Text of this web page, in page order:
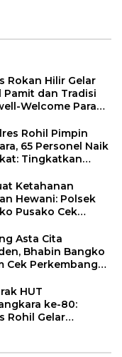
Rokan Hilir Gelar
Pamit dan Tradisi
Welcome Parade
Resmi Menjabat
Rohil Pimpin
65 Personel Naik
Tingkatkan
Ketahanan
Hewani: Polsek
Pusako Cek
Makmur
Asta Cita
Bhabin Bangko
Cek Perkembangan
HUT
ke-80:
Rohil Gelar